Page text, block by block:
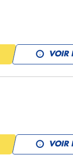
VOIR
VOIR